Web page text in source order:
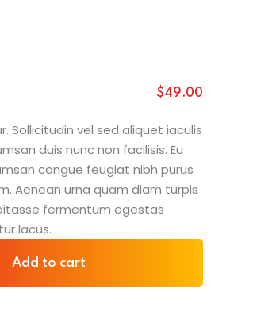
$49.00
Sollicitudin vel sed aliquet iaculis
duis nunc non facilisis. Eu
congue feugiat nibh purus
Aenean urna quam diam turpis
fermentum egestas
lacus.
Add to cart